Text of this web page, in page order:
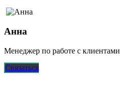
Анна
Менеджер по работе с клиентами
Связаться